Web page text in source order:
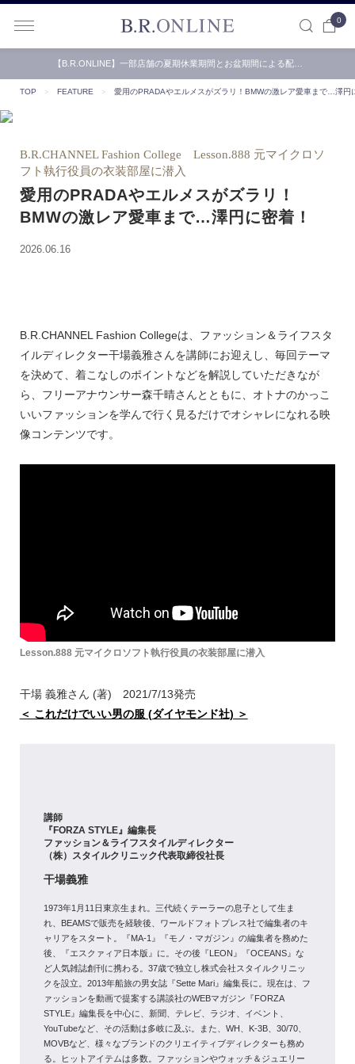
0
【B.R.ONLINE】一部店舗の夏期休業期間とお盆期間による配…
TOP ＞ FEATURE ＞ 愛用のPRADAやエルメスがズラリ！BMWの激レア愛車まで…澤円
B.R.CHANNEL Fashion College Lesson.888 元マイクロソ
フト執行役員の衣装部屋に潜入
愛用のPRADAやエルメスがズラリ！
BMWの激レア愛車まで…澤円に密着！
2026.06.16
B.R.CHANNEL Fashion Collegeは、ファッション＆ライフスタ
イルディレクター干場義雅さんを講師にお迎えし、毎回テーマ
を決めて、着こなしのポイントなどを解説していただきなが
ら、フリーアナウンサー森千晴さんとともに、オトナのかっこ
いいファッションを学んで行く見るだけでオシャレになれる映
像コンテンツです。
Lesson.888 元マイクロソフト執行役員の衣装部屋に潜入
干場 義雅さん (著) 2021/7/13発売
＜ これだけでいい男の服 (ダイヤモンド社) ＞
講師
『FORZA STYLE』編集長
ファッション＆ライフスタイルディレクター
（株）スタイルクリニック代表取締役社長
干場義雅
1973年1月11日東京生まれ。三代続くテーラーの息子として生ま
れ、BEAMSで販売を経験後、ワールドフォトプレス社で編集者のキ
ャリアをスタート。『MA-1』『モノ・マガジン』の編集者を務めた
後、『エスクァィア日本版』に。その後『LEON』『OCEANS』な
ど人気雑誌創刊に携わる。37歳で独立し株式会社スタイルクリニッ
クを設立。2013年船旅の男女誌『Sette Mari』編集長に。現在は、フ
ァッションを動画で提案する講談社のWEBマガジン『FORZA
STYLE』編集長を中心に、新聞、テレビ、ラジオ、イベント、
YouTubeなど、その活動は多岐に及ぶ。また、WH、K-3B、30/70、
MOVBなど、様々なブランドのクリエイティブディレクターも務め
る。ヒットアイテムは多数。ファッションやウォッチ＆ジュエリー